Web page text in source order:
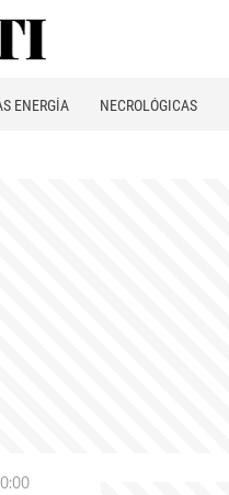
ENERGÍA NECROLÓGICAS